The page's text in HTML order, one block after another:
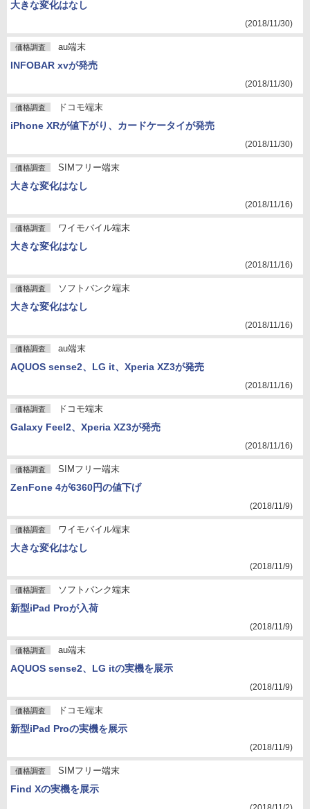
大きな変化はなし
(2018/11/30)
価格調査 au端末
INFOBAR xvが発売
(2018/11/30)
価格調査 ドコモ端末
iPhone XRが値下がり、カードケータイが発売
(2018/11/30)
価格調査 SIMフリー端末
大きな変化はなし
(2018/11/16)
価格調査 ワイモバイル端末
大きな変化はなし
(2018/11/16)
価格調査 ソフトバンク端末
大きな変化はなし
(2018/11/16)
価格調査 au端末
AQUOS sense2、LG it、Xperia XZ3が発売
(2018/11/16)
価格調査 ドコモ端末
Galaxy Feel2、Xperia XZ3が発売
(2018/11/16)
価格調査 SIMフリー端末
ZenFone 4が6360円の値下げ
(2018/11/9)
価格調査 ワイモバイル端末
大きな変化はなし
(2018/11/9)
価格調査 ソフトバンク端末
新型iPad Proが入荷
(2018/11/9)
価格調査 au端末
AQUOS sense2、LG itの実機を展示
(2018/11/9)
価格調査 ドコモ端末
新型iPad Proの実機を展示
(2018/11/9)
価格調査 SIMフリー端末
Find Xの実機を展示